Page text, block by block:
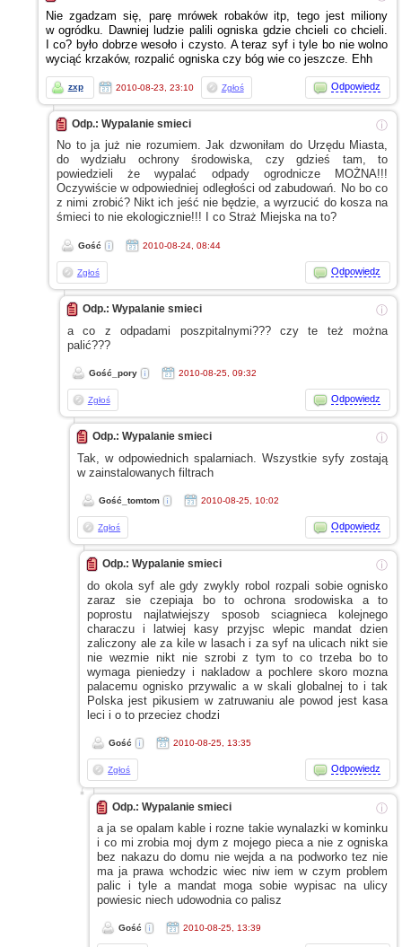
Nie zgadzam się, parę mrówek robaków itp, tego jest miliony
w ogródku. Dawniej ludzie palili ogniska gdzie chcieli co chcieli.
I co? było dobrze wesołoi czysto. A teraz syf i tyle bo nie wolno
wyciąć krzaków, rozpalić ogniska czy bóg wie co jeszcze. Ehh
zxp 2010-08-23, 23:10 Zgłoś Odpowiedz
ⓘ
Odp.: Wypalanie smieci
No to ja już nie rozumiem. Jak dzwoniłam do Urzędu Miasta,
do wydziału ochrony środowiska, czy gdzieś tam, to
powiedzieli że wypalać odpady ogrodnicze MOŻNA!!!
Oczywiściew odpowiedniej odległości od zabudowań. No bo co
z nimi zrobić? Nikt ich jeść nie będzie, a wyrzucić do kosza na
śmieci to nie ekologicznie!!!
I coStraż Miejska na to?
Gość 2010-08-24, 08:44
Zgłoś Odpowiedz
ⓘ
Odp.: Wypalanie smieci
a co z odpadami poszpitalnymi??? czy te też można
palić???
Gość_pory 2010-08-25, 09:32
Zgłoś Odpowiedz
ⓘ
Odp.: Wypalanie smieci
Tak,w odpowiednich spalarniach. Wszystkie syfy zostają
w zainstalowanych filtrach
Gość_tomtom 2010-08-25, 10:02
Zgłoś Odpowiedz
ⓘ
Odp.: Wypalanie smieci
do okola syf ale gdy zwykly robol rozpali sobie ognisko
zaraz sie czepiaja bo to ochrona srodowiska a to
poprostu najlatwiejszy sposob sciagnieca kolejnego
characzui latwiej kasy przyjsc wlepic mandat dzien
zaliczony ale za kilew lasach i zasyf na ulicach nikt sie
nie wezmie nikt nie szrobiz tym to co trzeba bo to
wymaga pieniedzyi nakladow a pochlereskoro mozna
palacemu ognisko przywalica w skali globalnej toi tak
Polska jest pikusiemw zatruwaniu ale powod jest kasa
lecii o to przeciez chodzi
Gość 2010-08-25, 13:35
Zgłoś Odpowiedz
ⓘ
Odp.: Wypalanie smieci
a ja se opalam kablei rozne takie wynalazkiw kominku
i comi zrobia moj dymz mojegopiecaa nie z ogniska
bez nakazu do domu nie wejda a na podworko tez nie
ma ja prawa wchodzic wiec niw iemw czym problem
palici tyle a mandat moga sobie wypisac na ulicy
powiesic niech udowodnia co palisz
Gość 2010-08-25, 13:39